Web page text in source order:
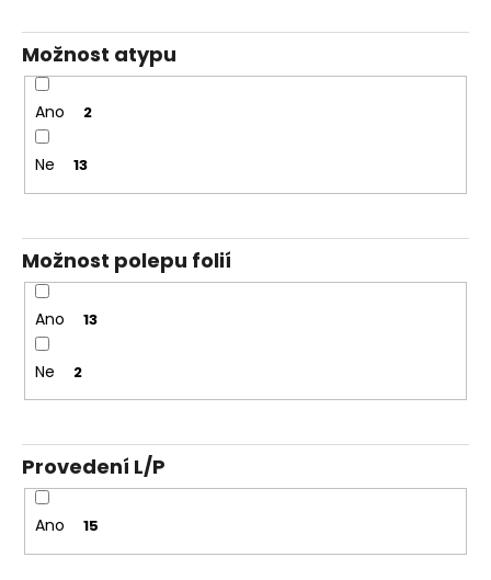
Možnost atypu
Ano 2
Ne 13
Možnost polepu folií
Ano 13
Ne 2
Provedení L/P
Ano 15